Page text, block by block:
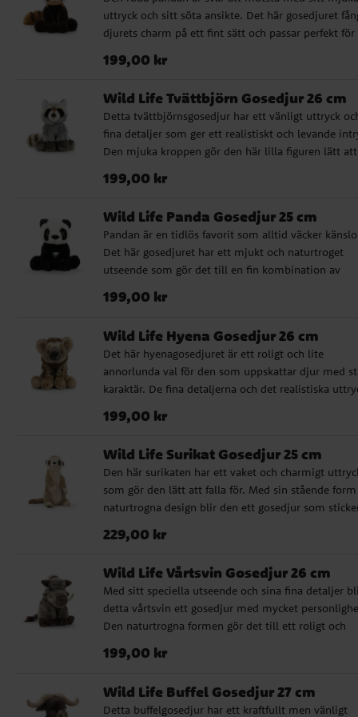
gosedjur med hög kvalitet ✔️ Godkänd för spädbarn
från 0 månader ✔️ Storlek: 26 cm
uttryck och sitt söta ansikte. Det här gosedjuret
djurets charm på ett fint sätt och passar perfekt för
Tack vare den genomarbetade designen och den
eller babyshower, något som känns både
och speciellt. ✔️ Naturtroget gosedjur med hög
✔️ Godkänd för spädbarn från 0 månader ✔️
cm
Pris: 199,00 kr
199,00 kr
Wild Life Tvättbjörn Gosedjur 26 cm
Detta tvättbjörnsgosedjur har ett vänligt uttryck
fina detaljer som ger ett realistiskt och levande
Den mjuka kroppen gör den här lilla figuren lätt att
ge bort ett gosedjur med lite mer karaktär, perfekt
mysig överraskning till barnrummet. ✔️ Naturtroget
gosedjur med hög kvalitet ✔️ Godkänd för spädbarn
från 0 månader ✔️ Storlek: 26 cm
Pris: 199,00 kr
199,00 kr
Wild Life Panda Gosedjur 25 cm
Pandan är en tidlös favorit som alltid väcker
Det här gosedjuret har ett mjukt och naturtroget
utseende som gör det till en fin kombination av
passar utmärkt som present när du vill ge något
babyshower eller barnets första gosedjur. ✔️
Naturtroget gosedjur med hög kvalitet ✔️ Godkänd
spädbarn från 0 månader ✔️ Storlek: 25 cm
Pris: 199,00 kr
199,00 kr
Wild Life Hyena Gosedjur 26 cm
Det här hyenagosedjuret är ett roligt och lite
annorlunda val för den som uppskattar djur med
karaktär. De fina detaljerna och det realistiska
uppskattad present till barn som fascineras av
eller dop för den som vill ge bort något mer unikt.
Naturtroget gosedjur med hög kvalitet ✔️ Godkänd
spädbarn från 0 månader ✔️ Storlek: 26 cm
Pris: 199,00 kr
199,00 kr
Wild Life Surikat Gosedjur 25 cm
Den här surikaten har ett vaket och charmigt
som gör den lätt att falla för. Med sin stående form
naturtrogna design blir den ett gosedjur som
kvaliteten passar den lika bra som present till små
till dop, babyshower eller första födelsedagen. ✔️
Naturtroget gosedjur med hög kvalitet ✔️ Godkänd
spädbarn från 0 månader ✔️ Storlek: 25 cm
Pris: 229,00 kr
229,00 kr
Wild Life Vårtsvin Gosedjur 26 cm
Med sitt speciella utseende och sina fina detaljer
detta vårtsvin ett gosedjur med mycket
Den naturtrogna formen gör det till ett roligt och
Det här är också en uppskattad present till den som
tryggt och fint att ge bort till de allra minsta. ✔️
Pris: 199,00 kr
199,00 kr
Wild Life Buffel Gosedjur 27 cm
Detta buffelgosedjur har ett kraftfullt men vänligt